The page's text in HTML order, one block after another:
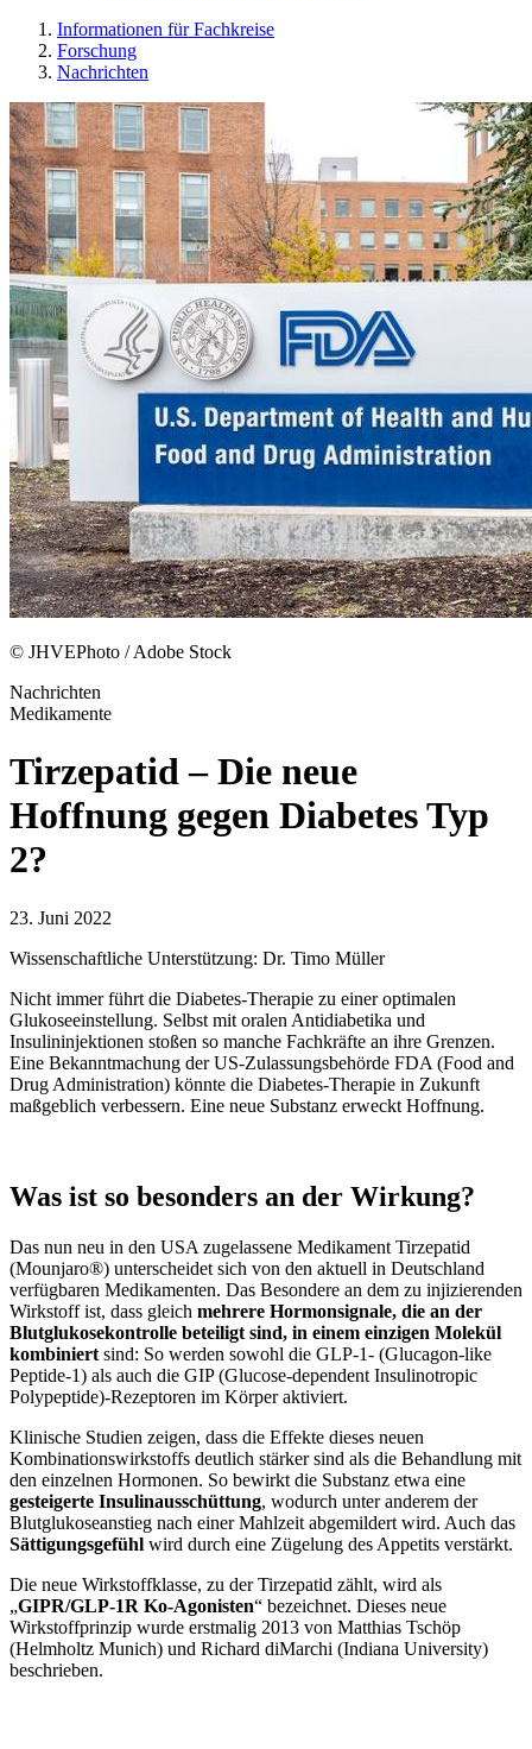
Informationen für Fachkreise
Forschung
Nachrichten
© JHVEPhoto / Adobe Stock
Nachrichten
Medikamente
Tirzepatid – Die neue
Hoffnung gegen Diabetes Typ
2?
23. Juni 2022
Wissenschaftliche Unterstützung: Dr. Timo Müller
Nicht immer führt die Diabetes-Therapie zu einer optimalen
Glukoseeinstellung. Selbst mit oralen Antidiabetika und
Insulininjektionen stoßen so manche Fachkräfte an ihre Grenzen.
Eine Bekanntmachung der US-Zulassungsbehörde FDA (Food and
Drug Administration) könnte die Diabetes-Therapie in Zukunft
maßgeblich verbessern. Eine neue Substanz erweckt Hoffnung.
Was ist so besonders an der Wirkung?
Das nun neu in den USA zugelassene Medikament Tirzepatid
(Mounjaro®) unterscheidet sich von den aktuell in Deutschland
verfügbaren Medikamenten. Das Besondere an dem zu injizierenden
Wirkstoff ist, dass gleich mehrere Hormonsignale, die an der
Blutglukosekontrolle beteiligt sind, in einem einzigen Molekül
kombiniert sind: So werden sowohl die GLP-1- (Glucagon-like
Peptide-1) als auch die GIP (Glucose-dependent Insulinotropic
Polypeptide)-Rezeptoren im Körper aktiviert.
Klinische Studien zeigen, dass die Effekte dieses neuen
Kombinationswirkstoffs deutlich stärker sind als die Behandlung mit
den einzelnen Hormonen. So bewirkt die Substanz etwa eine
gesteigerte Insulinausschüttung, wodurch unter anderem der
Blutglukoseanstieg nach einer Mahlzeit abgemildert wird. Auch das
Sättigungsgefühl wird durch eine Zügelung des Appetits verstärkt.
Die neue Wirkstoffklasse, zu der Tirzepatid zählt, wird als
„GIPR/GLP-1R Ko-Agonisten“ bezeichnet. Dieses neue
Wirkstoffprinzip wurde erstmalig 2013 von Matthias Tschöp
(Helmholtz Munich) und Richard diMarchi (Indiana University)
beschrieben.